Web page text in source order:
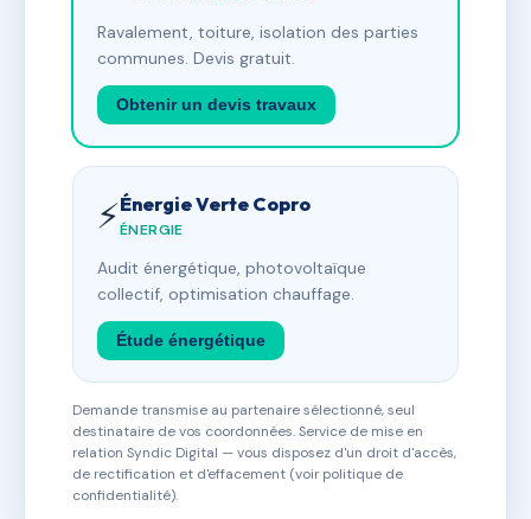
Ravalement, toiture, isolation des parties
communes. Devis gratuit.
Obtenir un devis travaux
⚡Énergie Verte Copro
ÉNERGIE
Audit énergétique, photovoltaïque
collectif, optimisation chauffage.
Étude énergétique
Demande transmise au partenaire sélectionné, seul
destinataire de vos coordonnées. Service de mise en
relation Syndic Digital — vous disposez d'un droit d'accès,
de rectification et d'effacement (voir politique de
confidentialité).